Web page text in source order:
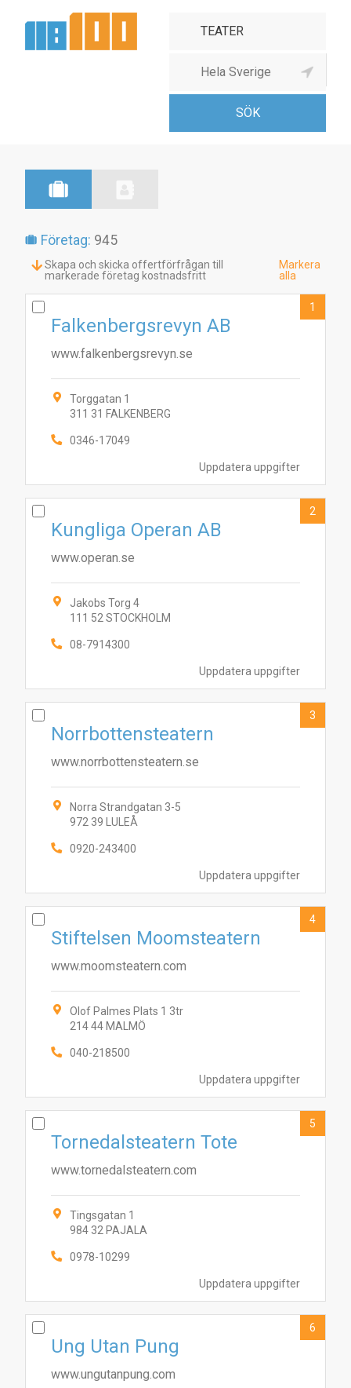
Teater
Företag: 945
Skapa och skicka offertförfrågan till
markerade företag kostnadsfritt
Markera
alla
Uppdatera uppgifter
Falkenbergsrevyn AB
www.falkenbergsrevyn.se
Torggatan 1
311 31 FALKENBERG
0346-17049
1
Uppdatera uppgifter
Kungliga Operan AB
www.operan.se
Jakobs Torg 4
111 52 STOCKHOLM
08-7914300
2
Uppdatera uppgifter
Norrbottensteatern
www.norrbottensteatern.se
Norra Strandgatan 3-5
972 39 LULEÅ
0920-243400
3
Uppdatera uppgifter
Stiftelsen Moomsteatern
www.moomsteatern.com
Olof Palmes Plats 1 3tr
214 44 MALMÖ
040-218500
4
Uppdatera uppgifter
Tornedalsteatern Tote
www.tornedalsteatern.com
Tingsgatan 1
984 32 PAJALA
0978-10299
5
Ung Utan Pung
www.ungutanpung.com
6